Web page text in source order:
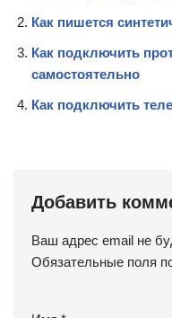
Как пишется
Как подключить
самостоятельно
Как подключить
Добавить
Ваш адрес email не
Обязательные поля